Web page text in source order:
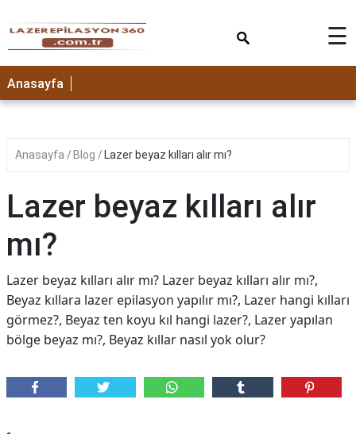
☰
Anasayfa
Anasayfa Blog Lazer beyaz kılları alır mı?
Lazer beyaz kılları alır
mı?
Lazer beyaz kılları alır mı? Lazer beyaz kılları alır mı?,
Beyaz kıllara lazer epilasyon yapılır mı?, Lazer hangi kılları
görmez?, Beyaz ten koyu kıl hangi lazer?, Lazer yapılan
bölge beyaz mı?, Beyaz kıllar nasıl yok olur?